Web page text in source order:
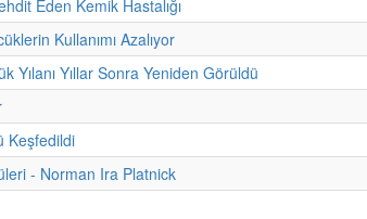
Eden Kemik Hastalığı
Kullanımı Azalıyor
Yılanı Yıllar Sonra Yeniden Görüldü
Keşfedildi
- Norman Ira Platnick